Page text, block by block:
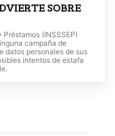
SOBRE
(INSSSEP)
campaña de
datos personales de sus
intentos de estafa